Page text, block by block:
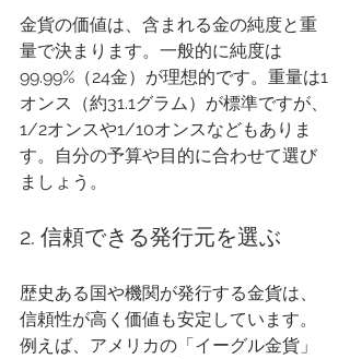
金貨の価値は、含まれる金の純度と重
量で決まります。一般的に純度は
99.99%（24金）が理想的です。重量は1
オンス（約31.1グラム）が標準ですが、
1/2オンスや1/10オンスなどもありま
す。自分の予算や目的に合わせて選び
ましょう。
2. 信頼できる発行元を選ぶ
歴史ある国や機関が発行する金貨は、
信頼性が高く価値も安定しています。
例えば、アメリカの「イーグル金貨」